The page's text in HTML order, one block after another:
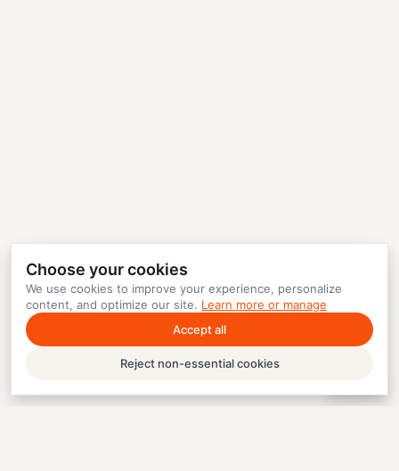
Choose your cookies
We use cookies to improve your experience, personalize
content, and optimize our site. Learn more or manage
Accept all
Reject non-essential cookies